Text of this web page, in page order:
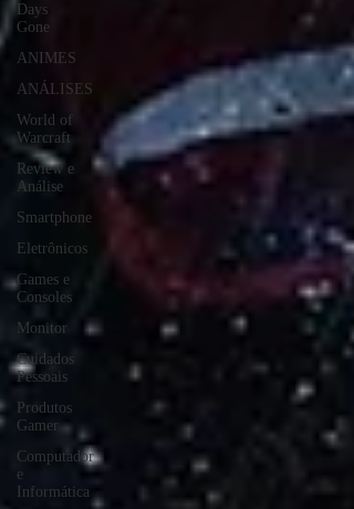
Days
Gone
ANIMES
ANÁLISES
World of
Warcraft
Review e
Análise
Smartphone
Eletrônicos
Games e
Consoles
Monitor
Cuidados
Pessoais
Produtos
Gamer
Computador
e
Informática